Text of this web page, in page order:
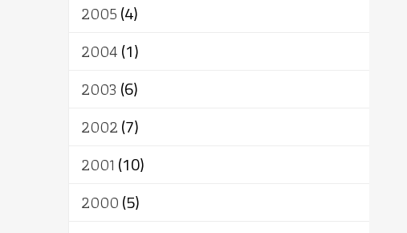
2005(4)
2004(1)
2003 (6)
2002(7)
2001 (10)
2000(5)